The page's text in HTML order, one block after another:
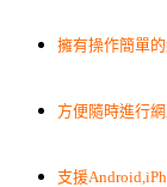
擁有操作簡單
方便隨時進行
支援